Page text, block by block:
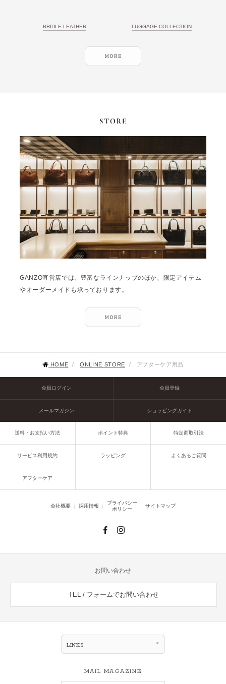
BRIDLE LEATHER LUGGAGE COLLECTION
GANZO直営店では、豊富なラインナップのほか、限定アイテム
やオーダーメイドも承っております。
HOME / ONLINE STORE / アフターケア用品
会員ログイン 会員登録
メールマガジン ショッピングガイド
送料・お支払い方法 ポイント特典 特定商取引法
サービス利用規約 ラッピング よくあるご質問
アフターケア
会社概要 採用情報
プライバシー
ポリシー
サイトマップ
お問い合わせ
TEL / フォームでお問い合わせ
LINKS
MAIL MAGAZINE